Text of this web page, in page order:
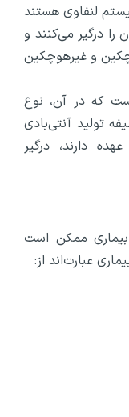
لنفاوی هستند
درگیر می‌کنند و
و غیرهوچکین
که در آن، نوع
تولید آنتی‌بادی
دارند، درگیر
ممکن است
عبارت‌اند از: